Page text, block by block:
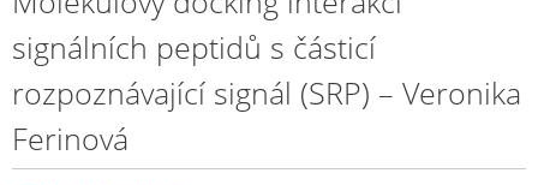
signálních peptidů s částicí
rozpoznávající signál (SRP) – Veronika
Ferinová